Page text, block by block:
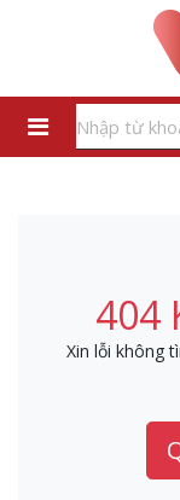
404
Xin lỗi không